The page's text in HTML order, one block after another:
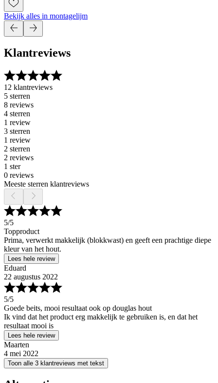
Bekijk alles in montagelijm
Klantreviews
12 klantreviews
5 sterren
8 reviews
4 sterren
1 review
3 sterren
1 review
2 sterren
2 reviews
1 ster
0 reviews
Meeste sterren klantreviews
5/5
Topproduct
Prima, verwerkt makkelijk (blokkwast) en geeft een prachtige diepe
kleur van het hout.
Lees hele review
Eduard
22 augustus 2022
5/5
Goede beits, mooi resultaat ook op douglas hout
Ik vind dat het product erg makkelijk te gebruiken is, en dat het
resultaat mooi is
Lees hele review
Maarten
4 mei 2022
Toon alle 3 klantreviews met tekst